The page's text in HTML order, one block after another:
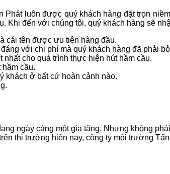
luôn được quý khách hàng đặt trọn
Khi đến với chúng tôi, quý khách hàng sẽ
cái tên được ưu tiên hàng đầu.
với chi phí mà quý khách hàng đã phải
cho quá trình thực hiện hút hầm cầu.
cầu.
khách ở bất cứ hoàn cảnh nào.
ngày càng một gia tăng. Nhưng không
thị trường hiện nay, công ty môi trường